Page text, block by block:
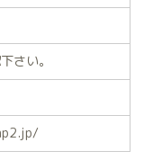
さい。